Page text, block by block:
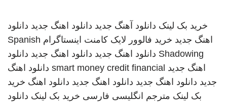
خرید بک لینک دانلود آهنگ جدید دانلود اهنگ جدید دانلود
اهنگ جدید خرید فالوور لایک کامنت اینستاگرام Spanish
Shadowing دانلود اهنگ جدید دانلود اهنگ جدید دانلود
اهنگ جدید smart money credit financial دانلود اهنگ
جدید دانلود اهنگ جدید دانلود اهنگ جدید دانلود اهنگ خرید
بک لینک مترجم انگلیسی فارسی خرید بک لینک دانلود